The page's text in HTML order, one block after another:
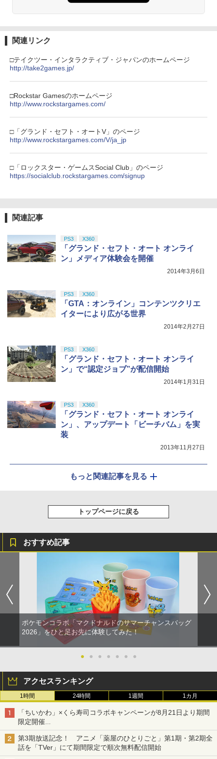
関連リンク
□テイクツー・インタラクティブ・ジャパンのホームページ
http://take2games.jp/
□Rockstar Gamesのホームページ
http://www.rockstargames.com/
□「グランド・セフト・オートV」のページ
http://www.rockstargames.com/V/ja_jp
□「ロックスター・ゲームスSocial Club」のページ
https://socialclub.rockstargames.com/signup
関連記事
PS3 X360
「グランド・セフト・オート オンライ
ン」メディア体験会を開催
2014年3月6日
PS3 X360
「GTA：オンライン」コンテンツクリエ
イターにより広がる世界
2014年2月27日
PS3 X360
「グランド・セフト・オート オンライ
ン」で“認定ジョブ”が配信開始
2014年1月31日
PS3 X360
「グランド・セフト・オート オンライ
ン」、アップデート「ビーチバム」を実
装
2013年11月27日
もっと関連記事を見る
トップページに戻る
おすすめ記事
ポケモンコラボ「マクドナルドのサマーチャンスバッグ
2026」をひと足お先に体験してみた！
● ● ● ● ● ● ●
アクセスランキング
1時間 24時間 1週間 1カ月
「ちいかわ」×くら寿司コラボキャンペーンが8月21日より期間
限定開催
オリジナルの湯呑みや寿司皿が景品に登場！
第3期放送記念！ アニメ「薬屋のひとりごと」第1期・第2期全
話を「TVer」にて期間限定で順次無料配信開始